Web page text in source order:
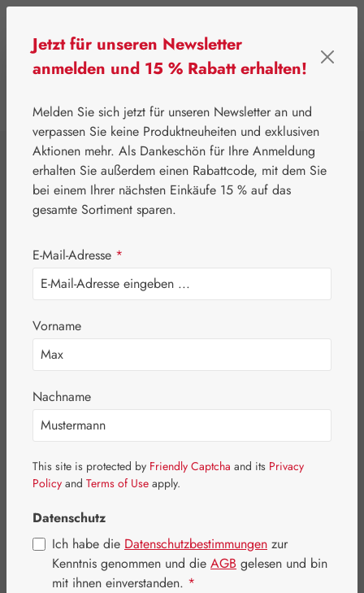
Leitner Lifecare Aromatherapie Embamed®
Baldrianwurzelöl
Bildergalerie überspringen
Jetzt für unseren Newsletter
anmelden und 15 % Rabatt erhalten!
Melden Sie sich jetzt für unseren Newsletter an und
verpassen Sie keine Produktneuheiten und exklusiven
Aktionen mehr. Als Dankeschön für Ihre Anmeldung
erhalten Sie außerdem einen Rabattcode, mit dem Sie
bei einem Ihrer nächsten Einkäufe 15 % auf das
gesamte Sortiment sparen.
E-Mail-Adresse *
Vorname
Nachname
This site is protected by Friendly Captcha and its Privacy
Policy and Terms of Use apply.
Datenschutz
Ich habe die Datenschutzbestimmungen zur
Kenntnis genommen und die AGB gelesen und bin
mit ihnen einverstanden. *